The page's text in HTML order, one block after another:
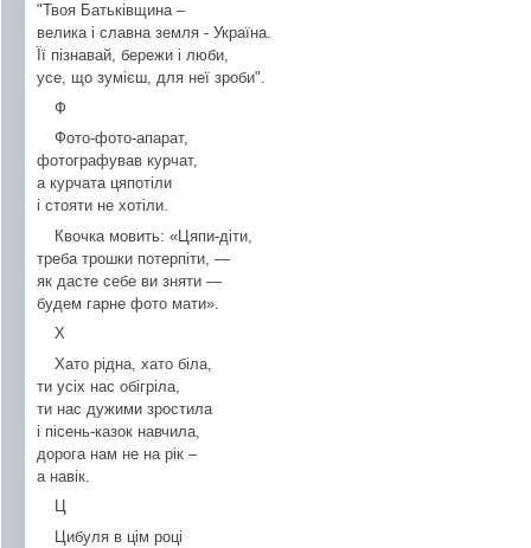
"Твоя Батьківщина –
велика і славна земля - Україна.
Її пізнавай, бережи і люби,
усе, що зумієш, для неї зроби".
Ф
Фото-фото-апарат,
фотографував курчат,
а курчата цяпотіли
і стояти не хотіли.
Квочка мовить: «Цяпи-діти,
треба трошки потерпіти, —
як дасте себе ви зняти —
будем гарне фото мати».
Х
Хато рідна, хато біла,
ти усіх нас обігріла,
ти нас дужими зростила
і пісень-казок навчила,
дорога нам не на рік –
а навік.
Ц
Цибуля в цім році